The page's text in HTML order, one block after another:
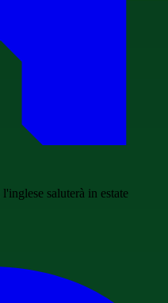
saluterà in estate